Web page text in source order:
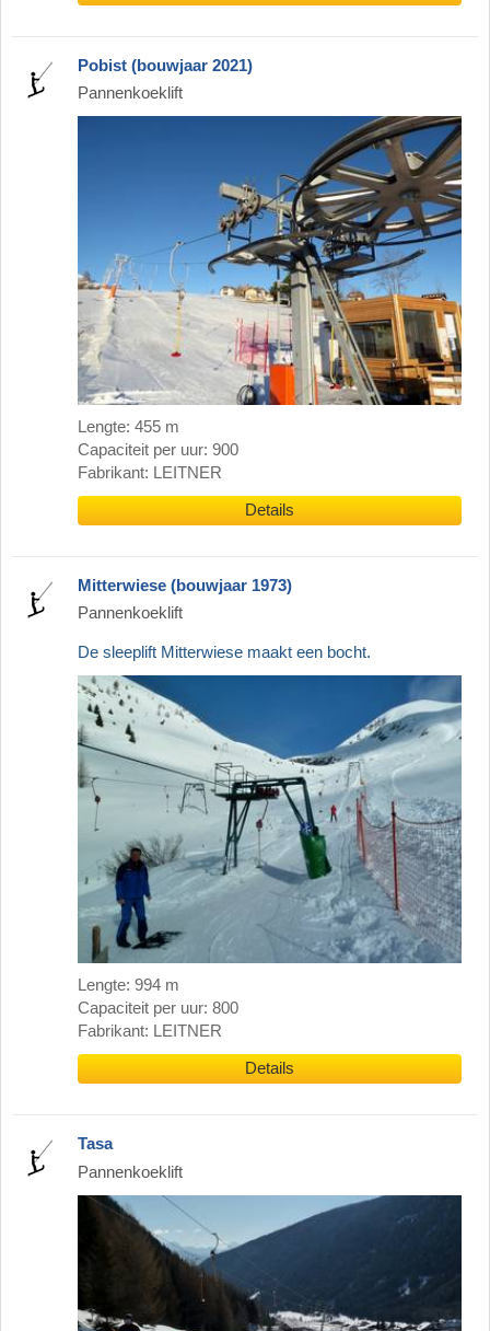
Pobist (bouwjaar 2021)
Pannenkoeklift
Lengte: 455 m
Capaciteit per uur: 900
Fabrikant: LEITNER
Details
Mitterwiese (bouwjaar 1973)
Pannenkoeklift
De sleeplift Mitterwiese maakt een bocht.
Lengte: 994 m
Capaciteit per uur: 800
Fabrikant: LEITNER
Details
Tasa
Pannenkoeklift